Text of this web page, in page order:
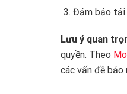
Đảm bảo tải
Lưu ý quan
quyền. Theo
các vấn đề bảo